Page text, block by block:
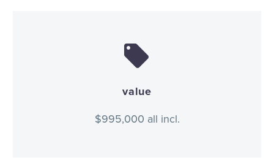


value
$995,000 all incl.